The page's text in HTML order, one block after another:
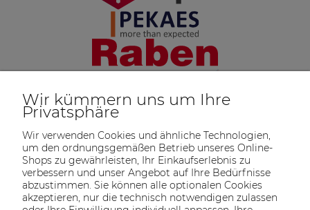
Wir kümmern uns um Ihre
Privatsphäre
Wir verwenden Cookies und ähnliche Technologien,
um den ordnungsgemäßen Betrieb unseres Online-
Shops zu gewährleisten, Ihr Einkaufserlebnis zu
verbessern und unser Angebot auf Ihre Bedürfnisse
abzustimmen. Sie können alle optionalen Cookies
akzeptieren, nur die technisch notwendigen zulassen